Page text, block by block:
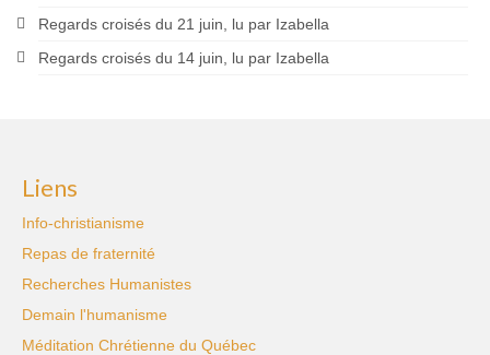
Regards croisés du 21 juin, lu par Izabella
Regards croisés du 14 juin, lu par Izabella
Liens
Info-christianisme
Repas de fraternité
Recherches Humanistes
Demain l'humanisme
Méditation Chrétienne du Québec